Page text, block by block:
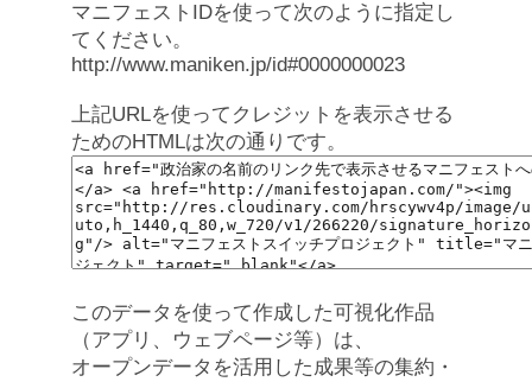
マニフェストIDを使って次のように指定し
てください。
http://www.maniken.jp/id#0000000023
上記URLを使ってクレジットを表示させる
ためのHTMLは次の通りです。
このデータを使って作成した可視化作品
（アプリ、ウェブページ等）は、
オープンデータを活用した成果等の集約・